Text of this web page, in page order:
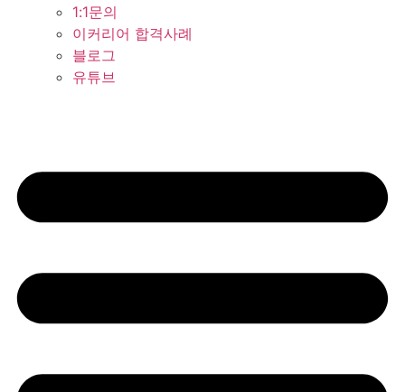
1:1문의
이커리어 합격사례
블로그
유튜브